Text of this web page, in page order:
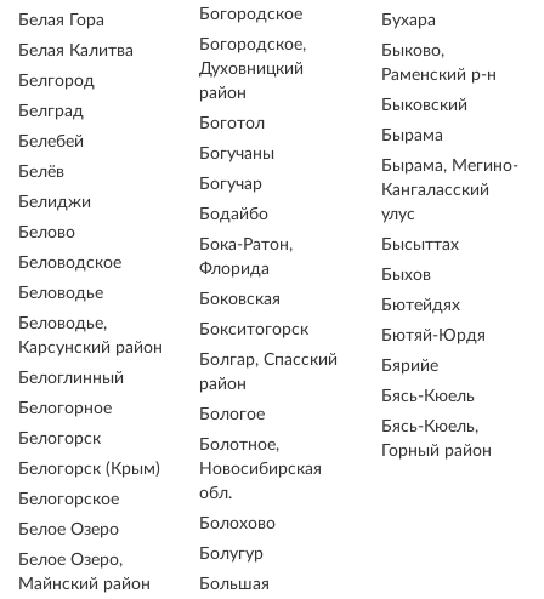
Белая Гора
Белая Калитва
Белгород
Белград
Белебей
Белёв
Белиджи
Белово
Беловодское
Беловодье
Беловодье,
Карсунский район
Белоглинный
Белогорное
Белогорск
Белогорск (Крым)
Белогорское
Белое Озеро
Белое Озеро,
Майнский район
Богородское
Богородское,
Духовницкий
район
Боготол
Богучаны
Богучар
Бодайбо
Бока-Ратон,
Флорида
Боковская
Бокситогорск
Болгар, Спасский
район
Бологое
Болотное,
Новосибирская
обл.
Болохово
Болугур
Большая
Бухара
Быково,
Раменский р-н
Быковский
Бырама
Бырама, Мегино-
Кангаласский
улус
Бысыттах
Быхов
Бютейдях
Бютяй-Юрдя
Бярийе
Бясь-Кюель
Бясь-Кюель,
Горный район